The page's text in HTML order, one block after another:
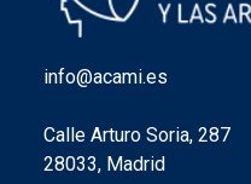
info@acami.es
Calle Arturo Soria, 287
28033, Madrid